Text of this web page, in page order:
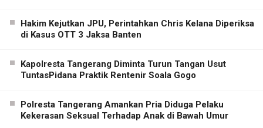
Hakim Kejutkan JPU, Perintahkan Chris Kelana Diperiksa
di Kasus OTT 3 Jaksa Banten
Kapolresta Tangerang Diminta Turun Tangan Usut
TuntasPidana Praktik Rentenir Soala Gogo
Polresta Tangerang Amankan Pria Diduga Pelaku
Kekerasan Seksual Terhadap Anak di Bawah Umur